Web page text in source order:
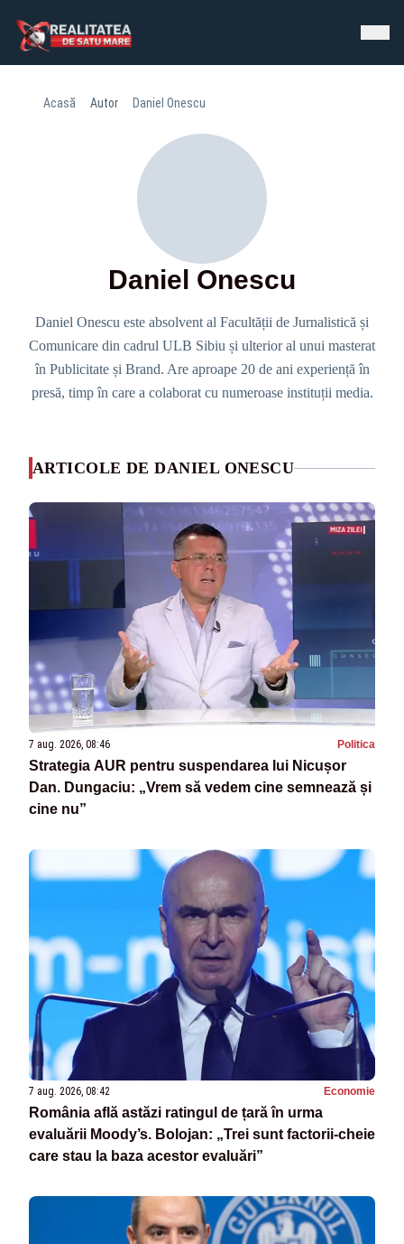
Acasă Autor Daniel Onescu
Daniel Onescu
Daniel Onescu este absolvent al Facultății de Jurnalistică și
Comunicare din cadrul ULB Sibiu și ulterior al unui masterat
în Publicitate și Brand. Are aproape 20 de ani experiență în
presă, timp în care a colaborat cu numeroase instituții media.
ARTICOLE DE DANIEL ONESCU
7 aug. 2026, 08:46 Politica
Strategia AUR pentru suspendarea lui Nicușor
Dan. Dungaciu: „Vrem să vedem cine semnează și
cine nu”
7 aug. 2026, 08:42 Economie
România află astăzi ratingul de țară în urma
evaluării Moody’s. Bolojan: „Trei sunt factorii-cheie
care stau la baza acestor evaluări”